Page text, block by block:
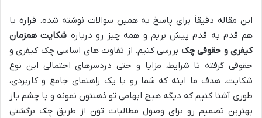
این مقاله دقیقاً برای پاسخ به همین سوالات نوشته شده. قراره با
هم قدم به قدم پیش بریم و همه چیز رو درباره شکایت همزمان
کیفری و حقوقی چک بررسی کنیم. از تفاوت های اساسی چک کیفری و
حقوقی گرفته تا شرایط، مزایا و حتی دردسرهای احتمالی این نوع
شکایت. هدف ما اینه که شما رو با یک راهنمای جامع و کاربردی،
طوری آشنا کنیم که دیگه هیچ ابهامی تو ذهنتون نمونه و با چشم باز
بهترین تصمیم رو برای وصول مطالبات تون از طریق چک برگشتی